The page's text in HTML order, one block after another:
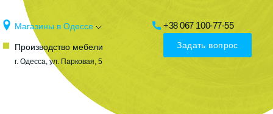
Магазины в Одессе
Производство мебели
г. Одесса, ул. Парковая, 5
+38 067 100-77-55
Задать вопрос